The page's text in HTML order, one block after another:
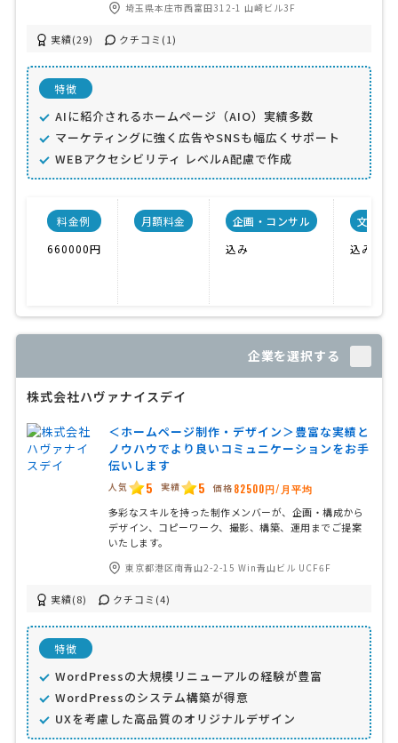
埼玉県本庄市西富田312-1 山崎ビル3F
実績(29) クチコミ(1)
特徴
AIに紹介されるホームページ（AIO）実績多数
マーケティングに強く広告やSNSも幅広くサポート
WEBアクセシビリティ レベルA配慮で作成
料金例
660000円
月額料金
企画・コンサル
込み
文章作
込み
企業を選択する
株式会社ハヴァナイスデイ
＜ホームページ制作・デザイン＞豊富な実績と
ノウハウでより良いコミュニケーションをお手
伝いします
人気 5 実績 5 価格 82500円/月平均
多彩なスキルを持った制作メンバーが、企画・構成から
デザイン、コピーワーク、撮影、構築、運用までご提案
いたします。
東京都港区南青山2-2-15 Win青山ビル UCF6F
実績(8) クチコミ(4)
特徴
WordPressの大規模リニューアルの経験が豊富
WordPressのシステム構築が得意
UXを考慮した高品質のオリジナルデザイン